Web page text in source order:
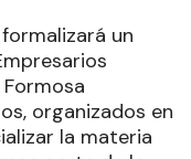
un
organizados en
la materia